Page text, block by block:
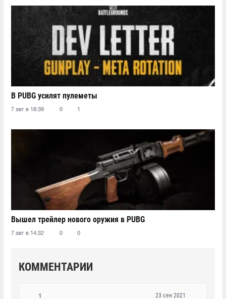
В PUBG усилят пулеметы
7 авг в 18:39 0 1
Вышел трейлер нового оружия в PUBG
7 авг в 14:32 0 0
КОММЕНТАРИИ
1 23 сен 2021